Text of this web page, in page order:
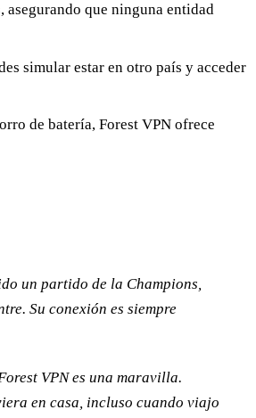
que ninguna entidad
simular estar en otro país y acceder
de batería, Forest VPN ofrece
un partido de la Champions,
Su conexión es siempre
VPN es una maravilla.
en casa, incluso cuando viajo